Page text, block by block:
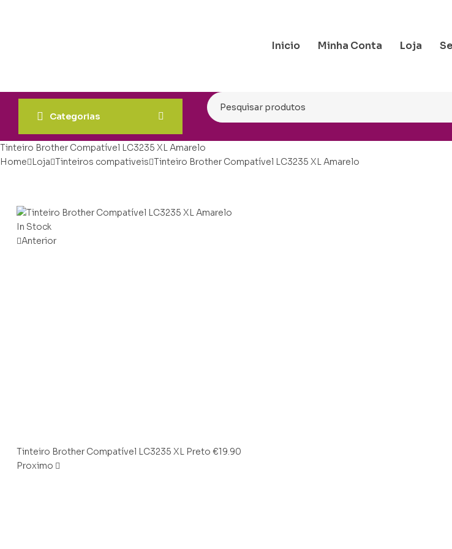
Inicio Minha Conta Loja
Categorias
Tinteiro Brother Compatível LC3235 XL Amarelo
Home
Loja Tinteiros compativeis Tinteiro Brother Compatível LC3235 XL Amarelo
In Stock
Anterior
Tinteiro Brother Compatível LC3235 XL Preto €19.90
Proximo